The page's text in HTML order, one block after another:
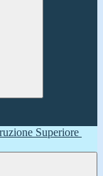
Superiore